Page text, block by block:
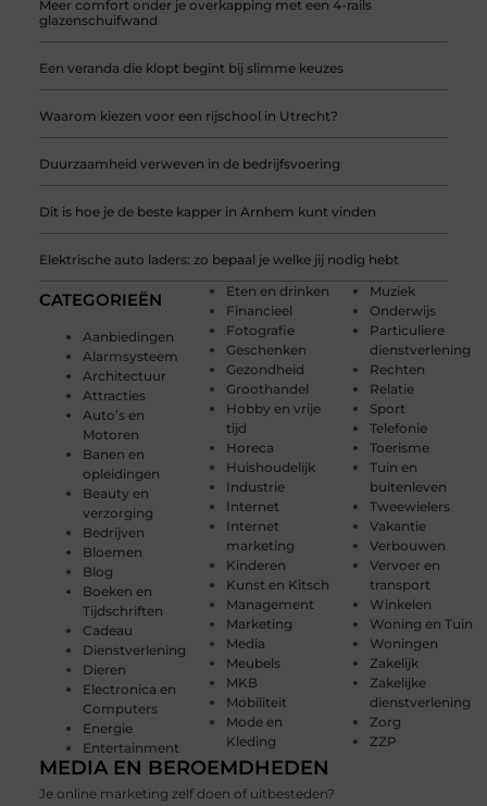
Meer comfort onder je overkapping met een 4-rails
glazenschuifwand
Een veranda die klopt begint bij slimme keuzes
Waarom kiezen voor een rijschool in Utrecht?
Duurzaamheid verweven in de bedrijfsvoering
Dit is hoe je de beste kapper in Arnhem kunt vinden
Elektrische auto laders: zo bepaal je welke jij nodig hebt
CATEGORIEËN
Aanbiedingen
Alarmsysteem
Architectuur
Attracties
Auto’s en
Motoren
Banen en
opleidingen
Beauty en
verzorging
Bedrijven
Bloemen
Blog
Boeken en
Tijdschriften
Cadeau
Dienstverlening
Dieren
Electronica en
Computers
Energie
Entertainment
Eten en drinken
Financieel
Fotografie
Geschenken
Gezondheid
Groothandel
Hobby en vrije
tijd
Horeca
Huishoudelijk
Industrie
Internet
Internet
marketing
Kinderen
Kunst en Kitsch
Management
Marketing
Media
Meubels
MKB
Mobiliteit
Mode en
Kleding
Muziek
Onderwijs
Particuliere
dienstverlening
Rechten
Relatie
Sport
Telefonie
Toerisme
Tuin en
buitenleven
Tweewielers
Vakantie
Verbouwen
Vervoer en
transport
Winkelen
Woning en Tuin
Woningen
Zakelijk
Zakelijke
dienstverlening
Zorg
ZZP
MEDIA EN BEROEMDHEDEN
Je online marketing zelf doen of uitbesteden?